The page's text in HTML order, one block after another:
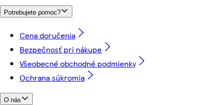
Potrebujete pomoc?
Cena doručenia
Bezpečnosť pri nákupe
Všeobecné obchodné podmienky
Ochrana súkromia
O nás